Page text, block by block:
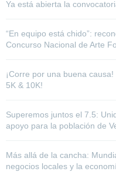
Ya está abierta la
“En equipo está chido”:
Concurso Nacional de Arte
¡Corre por una buena
5K & 10K!
Superemos juntos el 7.5:
apoyo para la población de
Más allá de la cancha:
negocios locales y la